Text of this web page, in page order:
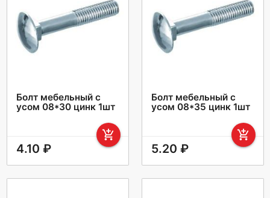
Болт мебельный с
усом 08*30 цинк 1шт
add_shopping_cart
4.10 ₽
Болт мебельный с
усом 08*35 цинк 1шт
add_shopping_cart
5.20 ₽